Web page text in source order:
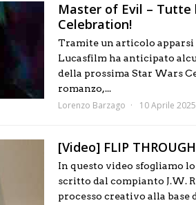
Master of Evil – Tutte
Celebration!
Tramite un articolo
Lucasfilm ha anticipato
della prossima Star Wars
romanzo,...
Lorenzo Barzago 10 Aprile 2025
[Video] FLIP
In questo video sfogliamo
scritto dal compianto J.W.
processo creativo alla base